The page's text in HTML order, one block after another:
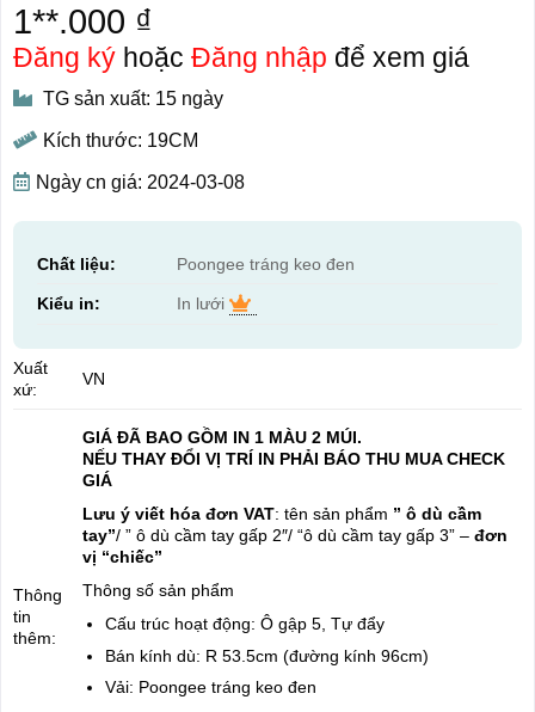
1**.000 ₫
Đăng kýhoặc Đăng nhập để xem giá
TG sản xuất: 15 ngày
Kích thước: 19CM
Ngày cn giá: 2024-03-08
Chất liệu: Poongee tráng keo đen
Kiểu in: In lưới
Xuất
xứ:
VN
Thông
tin
thêm:
GIÁ ĐÃ BAO GỒM IN 1 MÀU 2 MÚI.
NẾU THAY ĐỔI VỊ TRÍ IN PHẢI BÁO THU MUA CHECK
GIÁ
Lưu ý viết hóa đơn VAT: tên sản phẩm ” ô dù cầm
tay”/ ” ô dù cầm tay gấp 2″/ “ô dù cầm tay gấp 3” – đơn
vị “chiếc”
Thông số sản phẩm
Cấu trúc hoạt động: Ô gập 5, Tự đẩy
Bán kính dù: R 53.5cm (đường kính 96cm)
Vải: Poongee tráng keo đen